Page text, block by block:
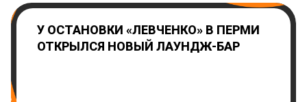
У ОСТАНОВКИ «ЛЕВЧЕНКО» В ПЕРМИ
ОТКРЫЛСЯ НОВЫЙ ЛАУНДЖ-БАР